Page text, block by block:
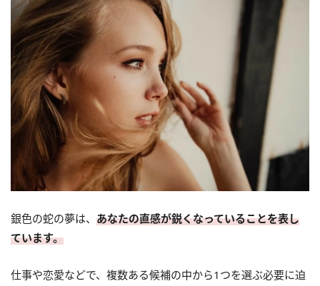
銀色の蛇の夢は、 あなたの直感が鋭くなっていることを表し
ています。
仕事や恋愛などで、複数ある候補の中から1つを選ぶ必要に迫